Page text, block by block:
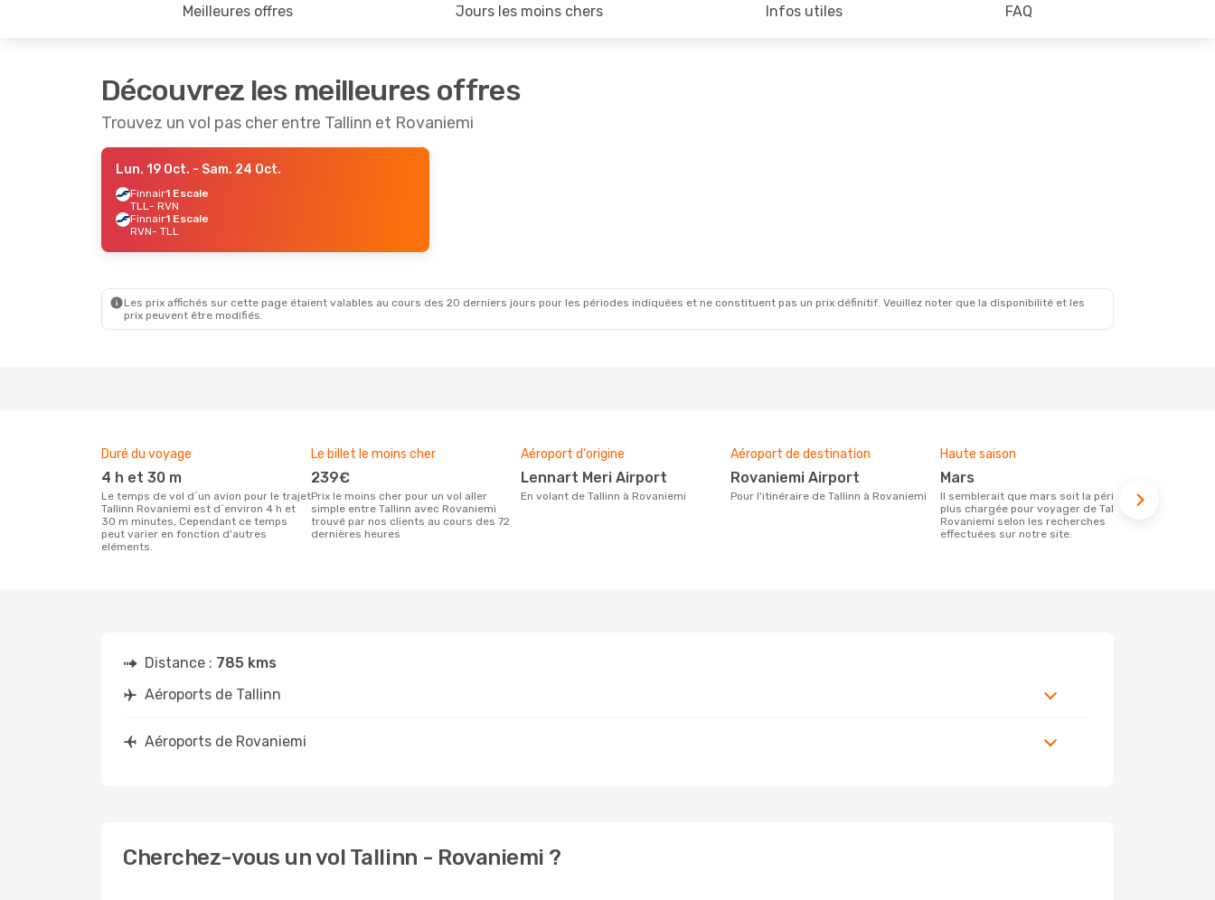
Meilleures offres Jours les moins chers Infos utiles FAQ
Découvrez les meilleures offres
Trouvez un vol pas cher entre Tallinn et Rovaniemi
Lun. 19 Oct. - Sam. 24 Oct.
Finnair1 Escale
TLL- RVN
Finnair1 Escale
RVN- TLL
Les prix affichés sur cette page étaient valables au cours des 20 derniers jours pour les périodes indiquées et ne constituent pas un prix définitif. Veuillez noter que la disponibilité et les
prix peuvent être modifiés.
Duré du voyage
4 h et 30 m
Le temps de vol d´un avion pour le trajet
Tallinn Rovaniemi est d´environ 4 h et
30 m minutes, Cependant ce temps
peut varier en fonction d'autres
eléments.
Le billet le moins cher
239€
Prix le moins cher pour un vol aller
simple entre Tallinn avec Rovaniemi
trouvé par nos clients au cours des 72
dernières heures
Aéroport d'origine
Lennart Meri Airport
En volant de Tallinn à Rovaniemi
Aéroport de destination
Rovaniemi Airport
Pour l'itinéraire de Tallinn à Rovaniemi
Haute saison
mars
Il semblerait que mars soit la période la
plus chargée pour voyager de Tallinn à
Rovaniemi selon les recherches
effectuées sur notre site.
Distance : 785 kms
Aéroports de Tallinn
Aéroports de Rovaniemi
Cherchez-vous un vol Tallinn - Rovaniemi ?